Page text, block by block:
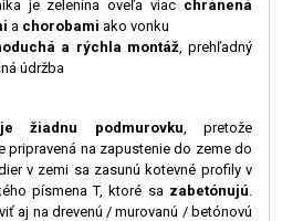
je zelenina oveľa viac chránená
a chorobami ako vonku
a rýchla montáž , prehľadný
údržba
žiadnu podmurovku , pretože
pripravená na zapustenie do zeme do
v zemi sa zasunú kotevné profily v
písmena T, ktoré sa zabetónujú
aj na drevenú / murovanú / betónovú